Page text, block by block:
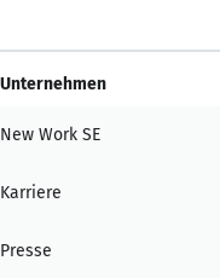
Unternehmen
New Work SE
Karriere
Presse